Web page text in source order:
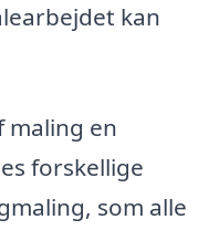
kan
maling en
forskellige
som alle